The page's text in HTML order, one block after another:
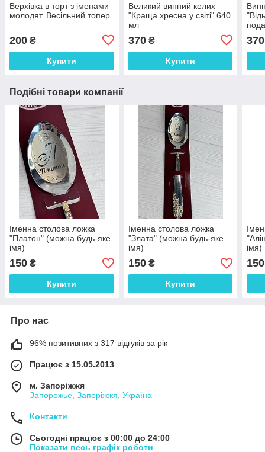
Верхівка в торт з іменами
молодят. Весільний топер
200 ₴
Купити
Великий винний келих
"Краща хресна у світі" 640
мл
370₴
Купити
370
Подібні товари компанії
Іменна столова ложка
"Платон" (можна будь-яке
імя)
150 ₴
Купити
Іменна столова ложка
"Злата" (можна будь-яке
імя)
150₴
Купити
імя)
150
Про нас
96% позитивних з 317 відгуків за рік
Працює з 15.05.2013
м. Запоріжжя
Запорожье, Запоріжжя, Україна
Контакти
Сьогодні працює з 00:00 до 24:00
Показати весь графік роботи